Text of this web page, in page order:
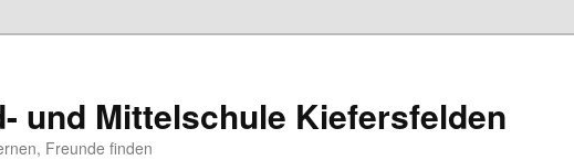
und Mittelschule Kiefersfelden
Freunde finden